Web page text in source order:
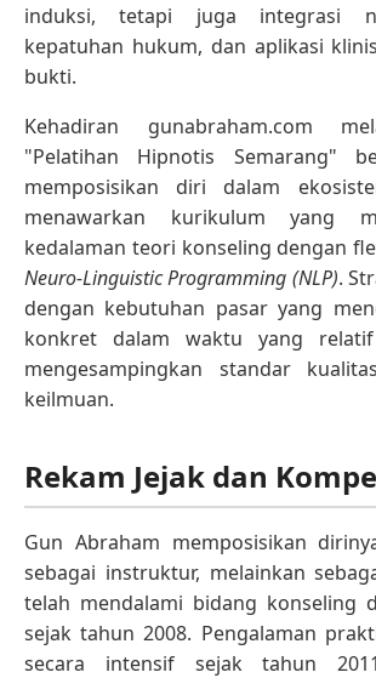
induksi, tetapi juga integrasi
kepatuhan hukum, dan aplikasi
bukti.
Kehadiran gunabraham.com
"Pelatihan Hipnotis Semarang"
memposisikan diri dalam
menawarkan kurikulum yang
kedalaman teori konseling dengan
Neuro-Linguistic Programming (NLP).
dengan kebutuhan pasar yang
konkret dalam waktu yang
mengesampingkan standar
keilmuan.
Rekam Jejak dan
Gun Abraham memposisikan
sebagai instruktur, melainkan
telah mendalami bidang konseling
sejak tahun 2008. Pengalaman
secara intensif sejak tahun